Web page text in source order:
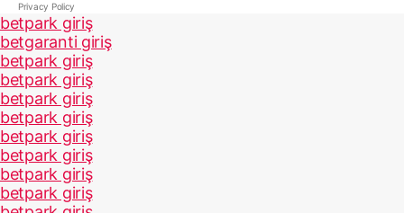
Privacy Policy
betpark giriş
betgaranti giriş
betpark giriş
betpark giriş
betpark giriş
betpark giriş
betpark giriş
betpark giriş
betpark giriş
betpark giriş